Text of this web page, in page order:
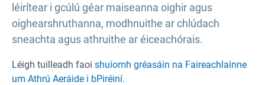
léirítear i gcúlú géar maiseanna oighir agus
oighearshruthanna, modhnuithe ar chlúdach
sneachta agus athruithe ar éiceachórais.
Léigh tuilleadh faoi shuíomh gréasáin na Faireachlainne
um Athrú Aeráide i bPiréiní.